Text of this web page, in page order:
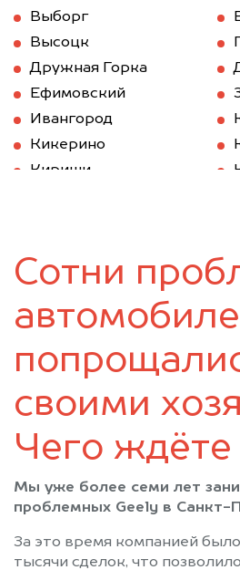
Выборг
Высоцк
Дружная Горка
Ефимовский
Ивангород
Кикерино
Кириши
Лисий Нос
Мурино
Новая Ладога
Павловск
Петергоф
Пушкин
Сестрорецк
Сясьстрой
Сотни
своими
Чего ждёте
Мы уже более семи лет
проблемных Geely в Санкт-
За это время компанией
тысячи сделок, что